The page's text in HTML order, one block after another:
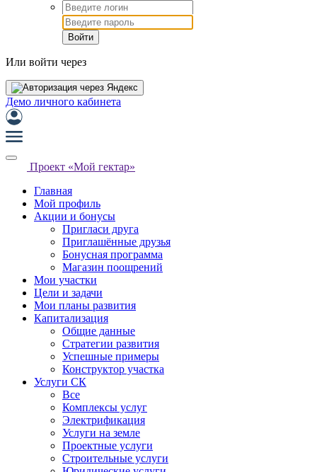
Войти
Или войти через
Демо личного кабинета
Проект «Мой гектар»
Главная
Мой профиль
Акции и бонусы
Пригласи друга
Приглашённые друзья
Бонусная программа
Магазин поощрений
Мои участки
Цели и задачи
Мои планы развития
Капитализация
Общие данные
Стратегии развития
Успешные примеры
Конструктор участка
Услуги СК
Все
Комплексы услуг
Электрификация
Услуги на земле
Проектные услуги
Строительные услуги